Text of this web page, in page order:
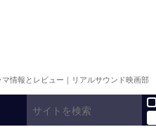
情報とレビュー｜リアルサウンド映画部